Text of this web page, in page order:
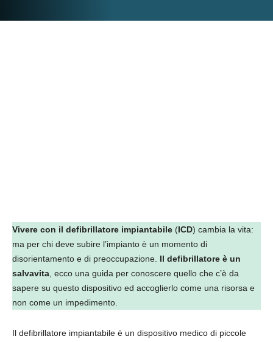
Vivere con il defibrillatore impiantabile (ICD) cambia la vita:
ma per chi deve subire l’impianto è un momento di
disorientamento e di preoccupazione. Il defibrillatore è un
salvavita ecco una guida per conoscere quello che c’è da
sapere su questo dispositivo ed accoglierlo come una risorsa e
non come un impedimento.
Il defibrillatore impiantabile è un dispositivo medico di piccole